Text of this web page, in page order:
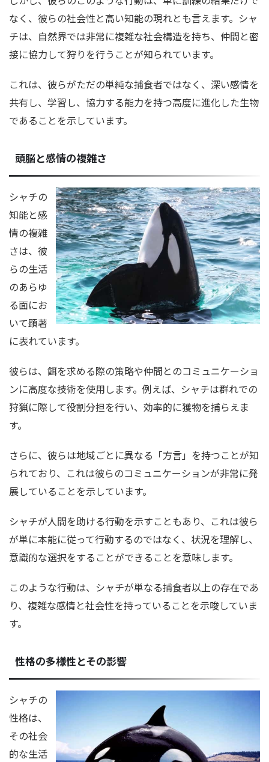
なく、彼らの社会性と高い知能の現れとも言えます。シャ
チは、自然界では非常に複雑な社会構造を持ち、仲間と密
接に協力して狩りを行うことが知られています。
これは、彼らがただの単純な捕食者ではなく、深い感情を
共有し、学習し、協力する能力を持つ高度に進化した生物
であることを示しています。
頭脳と感情の複雑さ
シャチの
知能と感
情の複雑
さは、彼
らの生活
のあらゆ
る面にお
いて顕著
に表れています。
彼らは、餌を求める際の策略や仲間とのコミュニケーショ
ンに高度な技術を使用します。例えば、シャチは群れでの
狩猟に際して役割分担を行い、効率的に獲物を捕らえま
す。
さらに、彼らは地域ごとに異なる「方言」を持つことが知
られており、これは彼らのコミュニケーションが非常に発
展していることを示しています。
シャチが人間を助ける行動を示すこともあり、これは彼ら
が単に本能に従って行動するのではなく、状況を理解し、
意識的な選択をすることができることを意味します。
このような行動は、シャチが単なる捕食者以上の存在であ
り、複雑な感情と社会性を持っていることを示唆していま
す。
性格の多様性とその影響
シャチの
性格は、
その社会
的な生活